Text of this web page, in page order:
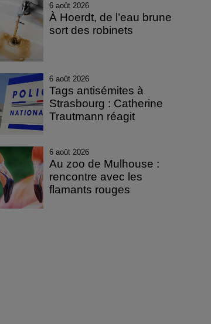
6 août 2026
À Hoerdt, de l’eau brune
sort des robinets
6 août 2026
Tags antisémites à
Strasbourg : Catherine
Trautmann réagit
6 août 2026
Au zoo de Mulhouse :
rencontre avec les
flamants rouges